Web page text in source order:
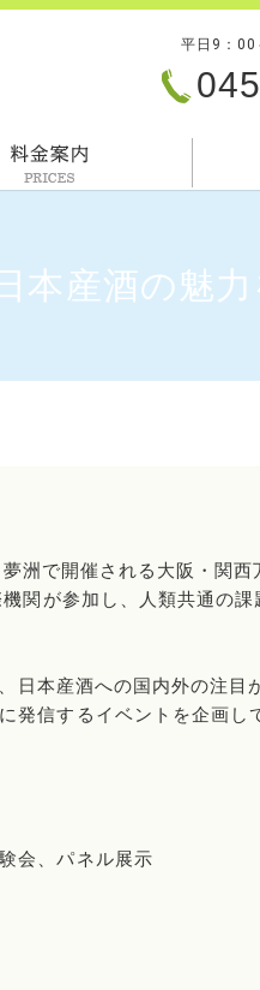
平日9：00
本産酒の魅
洲で開催される大阪・関西
関が参加し、人類共通の課
日本産酒への国内外の注目
発信するイベントを企画し
会、パネル展示